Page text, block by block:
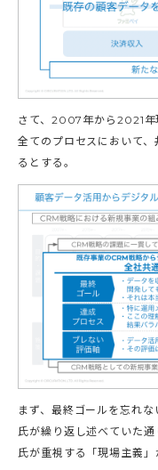
さて、2007年から2021年
全てのプロセスにおいて
るとする。
まず、最終ゴールを忘れ
氏が繰り返し述べていた
氏が重視する「現場主義」